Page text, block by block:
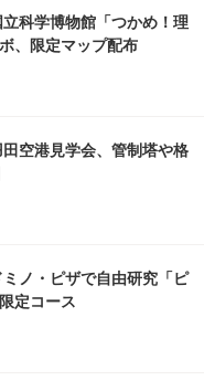
立科学博物館「つかめ！理
、限定マップ配布
田空港見学会、管制塔や格
ミノ・ピザで自由研究「ピ
定コース